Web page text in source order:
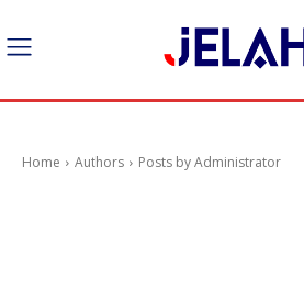
Home Authors Posts by Administrator